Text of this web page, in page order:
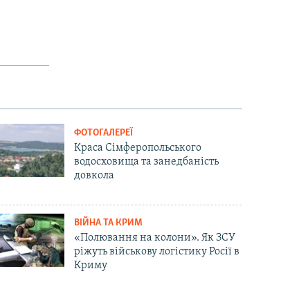
ФОТОГАЛЕРЕЇ
Краса Сімферопольського
водосховища та занедбаність
довкола
ВІЙНА ТА КРИМ
«Полювання на колони». Як ЗСУ
ріжуть військову логістику Росії в
Криму